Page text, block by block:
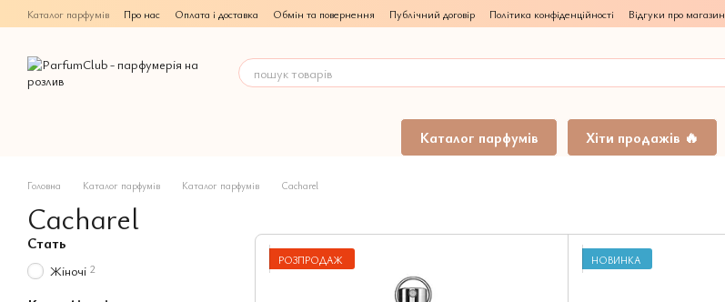
Перейти до основного контенту
Каталог парфумів Про нас Оплата і доставка Обмін та повернення Публічний договір Політика конфіденційності Відгуки про магазин
Каталог парфумів Хіти продажів 🔥
Головна Каталог парфумів Каталог парфумів Cacharel
Cacharel
РОЗПРОДАЖ НОВИНКА
Стать
Жіночі 2